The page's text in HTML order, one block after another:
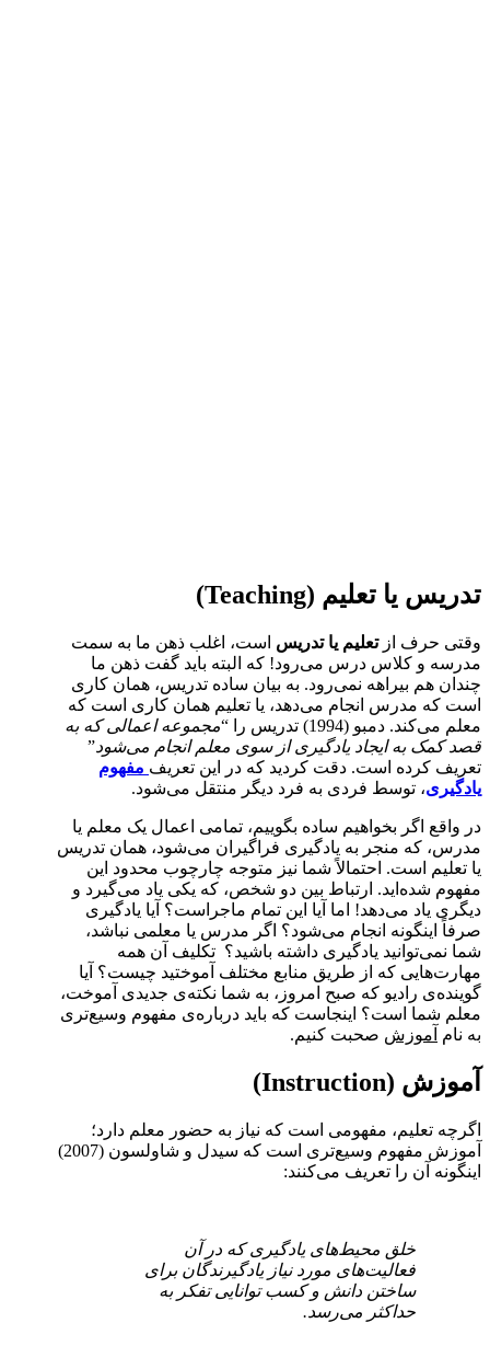
تدریس یا تعلیم (Teaching)
وقتی حرف ازتعلیم یا تدریس است، اغلب ذهن ما به سمت
مدرسه و کلاس درس می‌رود! که البته باید گفت ذهن ما
چندان هم بیراهه نمی‌رود. به بیان ساده تدریس، همان کاری
است که مدرس انجام می‌دهد، یا تعلیم همان کاری است که
معلم می‌کند. دمبو (1994) تدریس را “
مجموعه اعمالی که به
قصد کمک به ایجاد یادگیری از سوی معلم انجام می‌شود”
تعریف کرده است. دقت کردید که در این تعریف مفهوم
یادگیری، توسط فردی به فرد دیگر منتقل می‌شود.
در واقع اگر بخواهیم ساده بگوییم، تمامی اعمال یک معلم یا
مدرس، که منجر به یادگیری فراگیران می‌شود، همان تدریس
یا تعلیم است. احتمالاً شما نیز متوجه چارچوب محدود این
مفهوم شده‌اید. ارتباط بین دو شخص، که یکی یاد می‌گیرد و
دیگری یاد می‌دهد! اما آیا این تمام ماجراست؟ آیا یادگیری
صرفاً اینگونه انجام می‌شود؟ اگر مدرس یا معلمی نباشد،
شما نمی‌توانید یادگیری داشته باشید؟ تکلیف آن همه
مهارت‌هایی که از طریق منابع مختلف آموختید چیست؟ آیا
گوینده‌ی رادیو که صبح امروز، به شما نکته‌ی جدیدی آموخت،
معلم شما است؟ اینجاست که باید درباره‌ی مفهوم وسیع‌تری
به نام آموزش صحبت کنیم.
آموزش (Instruction)
اگرچه تعلیم، مفهومی است که نیاز به حضور معلم دارد؛
آموزش مفهوم وسیع‌تری است که سیدل و شاولسون (2007)
اینگونه آن را تعریف می‌کنند:
خلق محیط‌های یادگیری که در آن
فعالیت‌های مورد نیاز یادگیرندگان برای
ساختن دانش و کسب توانایی تفکر به
حداکثر می‌رسد.